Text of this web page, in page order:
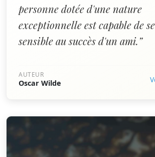
personne dotée d'une nature
exceptionnelle est capable de
sensible au succès d'un ami.”
AUTEUR
Oscar Wilde